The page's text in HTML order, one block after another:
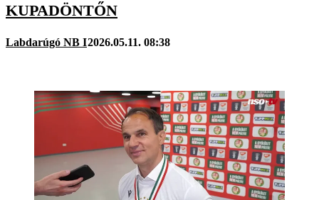
KUPADÖNTŐN
Labdarúgó NB I2026.05.11. 08:38